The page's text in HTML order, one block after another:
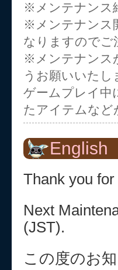
※メンテナンス
※メンテナンス
なりますのでご
※メンテナンス
うお願いいたし
ゲームプレイ中
たアイテムなど
English
Thank you
Next
(JST).
この度のお